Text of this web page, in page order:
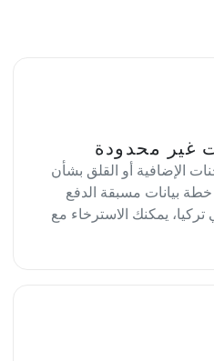
غير محدودة
الإضافية أو القلق بشأن
خطة بيانات مسبقة الدفع
يمكنك الاسترخاء مع